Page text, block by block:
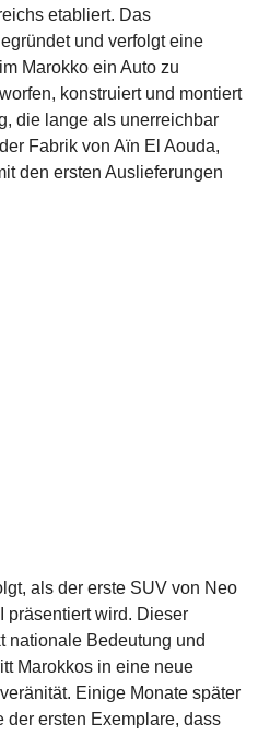
etabliert. Das
und verfolgt eine
Marokko ein Auto zu
konstruiert und montiert
die lange als unerreichbar
Fabrik von Aïn El Aouda,
den ersten Auslieferungen
als der erste SUV von Neo
präsentiert wird. Dieser
nationale Bedeutung und
Marokkos in eine neue
Einige Monate später
der ersten Exemplare, dass